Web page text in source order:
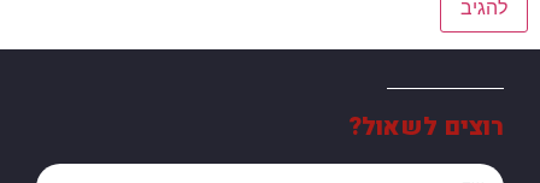
רוצים לשאול?